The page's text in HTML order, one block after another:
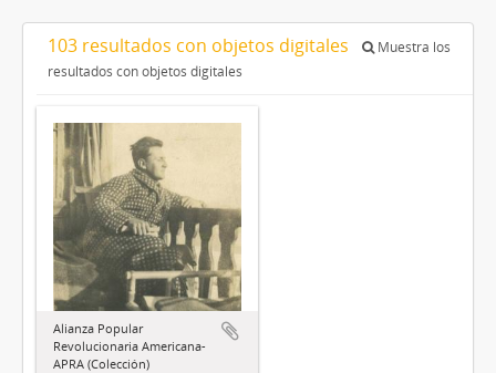
103 resultados con objetos digitales
Muestra los
resultados con objetos digitales
Alianza Popular
Revolucionaria Americana-
APRA (Colección)